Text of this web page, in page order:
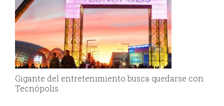
Gigante del entretenimiento busca quedarse con
Tecnópolis